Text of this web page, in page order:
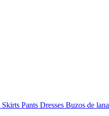
Skirts Pants Dresses Buzos de lana